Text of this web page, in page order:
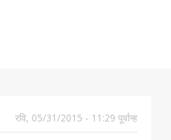
रवि, 05/31/2015 - 11:29 पूर्वान्ह